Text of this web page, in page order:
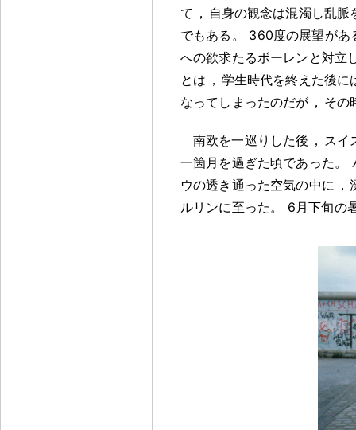
て ， 自身の観念は混濁し乱脈
でもある 。
360度の展望があ
への欲求たるボーレンと対立
とは ， 学生時代を終えた後に
なってしまったのだが ， その
南欧を一巡りした後 ， スイ
一箇月を過ぎた頃であった 。
ウの透き通った空気の中に ，
ルリンに至った 。 6月下旬の